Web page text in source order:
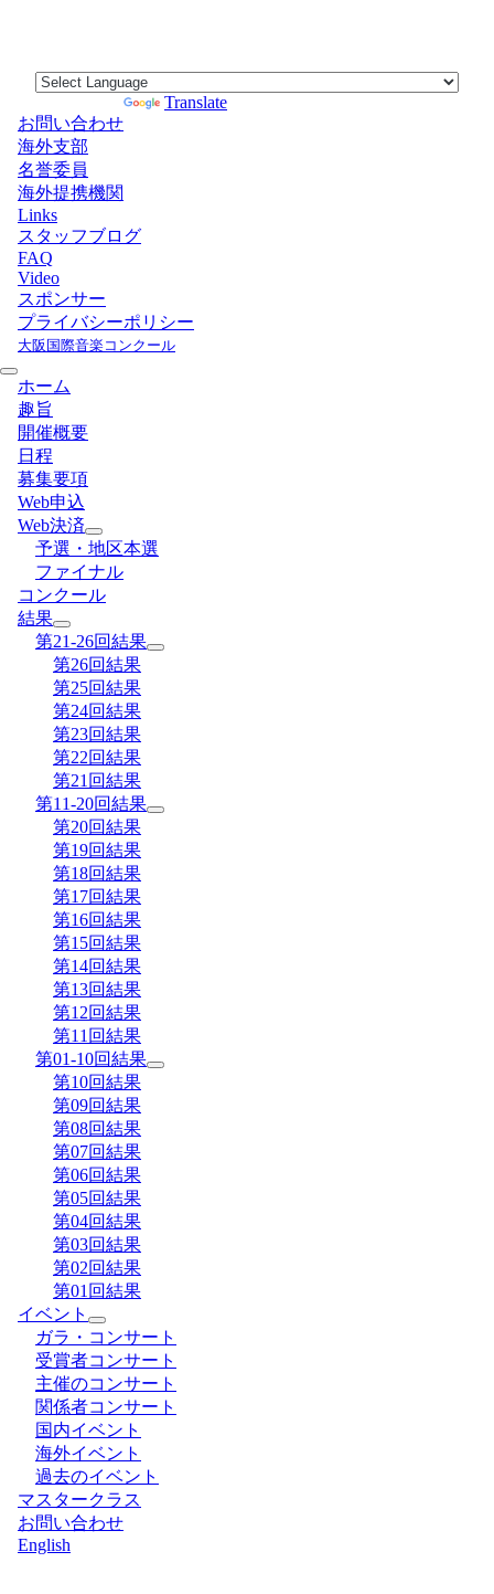
Translate
お問い合わせ
海外支部
名誉委員
海外提携機関
Links
スタッフブログ
FAQ
Video
スポンサー
プライバシーポリシー
大阪国際音楽コンクール
ホーム
趣旨
開催概要
日程
募集要項
Web申込
Web決済
予選・地区本選
ファイナル
コンクール
結果
第21-26回結果
第26回結果
第25回結果
第24回結果
第23回結果
第22回結果
第21回結果
第11-20回結果
第20回結果
第19回結果
第18回結果
第17回結果
第16回結果
第15回結果
第14回結果
第13回結果
第12回結果
第11回結果
第01-10回結果
第10回結果
第09回結果
第08回結果
第07回結果
第06回結果
第05回結果
第04回結果
第03回結果
第02回結果
第01回結果
イベント
ガラ・コンサート
受賞者コンサート
主催のコンサート
関係者コンサート
国内イベント
海外イベント
過去のイベント
マスタークラス
お問い合わせ
English